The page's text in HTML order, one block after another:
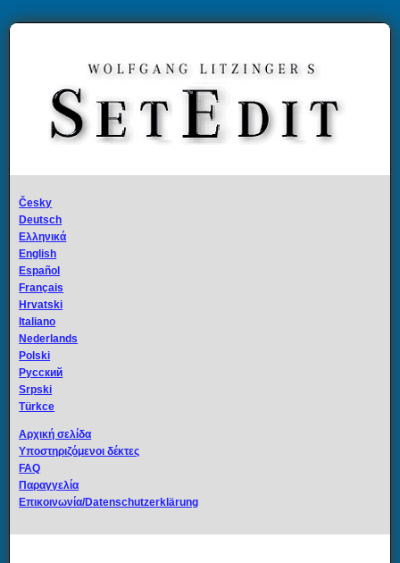
Česky
Deutsch
Ελληνικά
English
Español
Français
Hrvatski
Italiano
Nederlands
Polski
Русский
Srpski
Türkce
Αρχική σελίδα
Υποστηριζόμενοι δέκτες
FAQ
Παραγγελία
Επικοινωνία/Datenschutzerklärung